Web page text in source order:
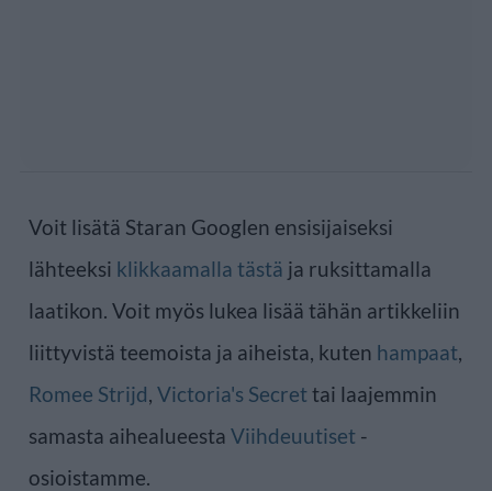
Voit lisätä Staran Googlen ensisijaiseksi
lähteeksi klikkaamalla tästä ja ruksittamalla
laatikon. Voit myös lukea lisää tähän artikkeliin
liittyvistä teemoista ja aiheista, kuten hampaat,
Romee Strijd, Victoria's Secrettai laajemmin
samasta aihealueesta Viihdeuutiset -
osioistamme.